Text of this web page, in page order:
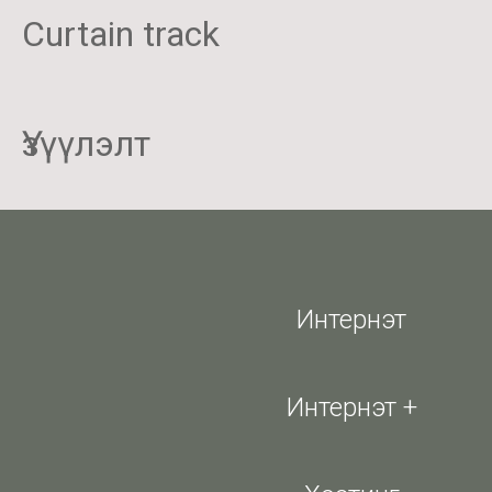
Curtain track
Үзүүлэлт
Интернэт
Интернэт +